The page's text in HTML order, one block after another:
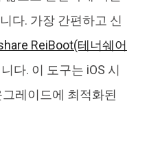
다. 가장 간편하고 신
ReiBoot(테너쉐어
다. 이 도구는 iOS 시
레이드에 최적화된